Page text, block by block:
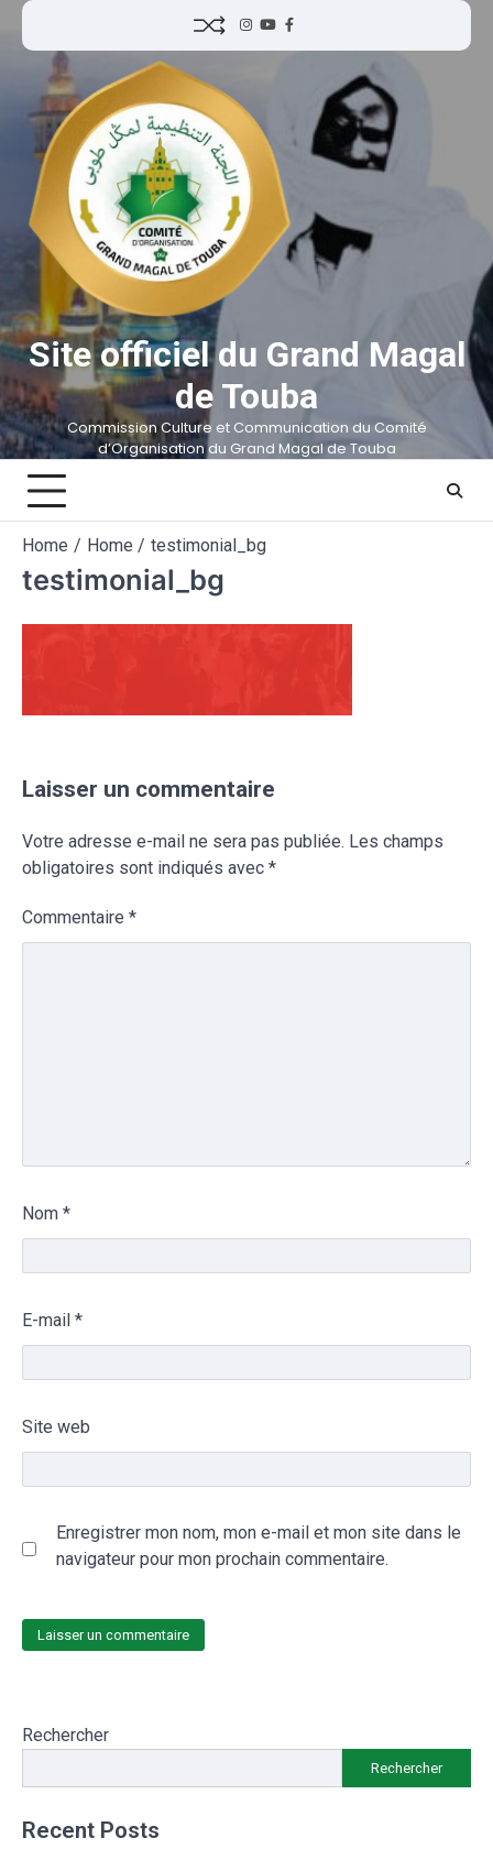
Site officiel du Grand Magal
de Touba
Commission Culture et Communication du Comité
d’Organisation du Grand Magal de Touba
Home Home testimonial_bg
testimonial_bg
Laisser un commentaire
Votre adresse e-mail ne sera pas publiée. Les champs
obligatoires sont indiqués avec *
Commentaire *
Nom *
E-mail *
Site web
Enregistrer mon nom, mon e-mail et mon site dans le
navigateur pour mon prochain commentaire.
Rechercher
Rechercher
Recent Posts